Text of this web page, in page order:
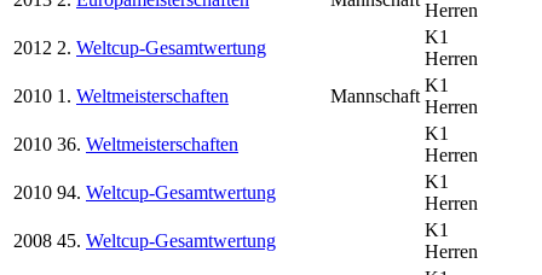
Herren
2012 2. Weltcup-Gesamtwertung
K1
Herren
2010 1. Weltmeisterschaften Mannschaft
K1
Herren
2010 36. Weltmeisterschaften
K1
Herren
2010 94. Weltcup-Gesamtwertung
K1
Herren
2008 45. Weltcup-Gesamtwertung
K1
Herren